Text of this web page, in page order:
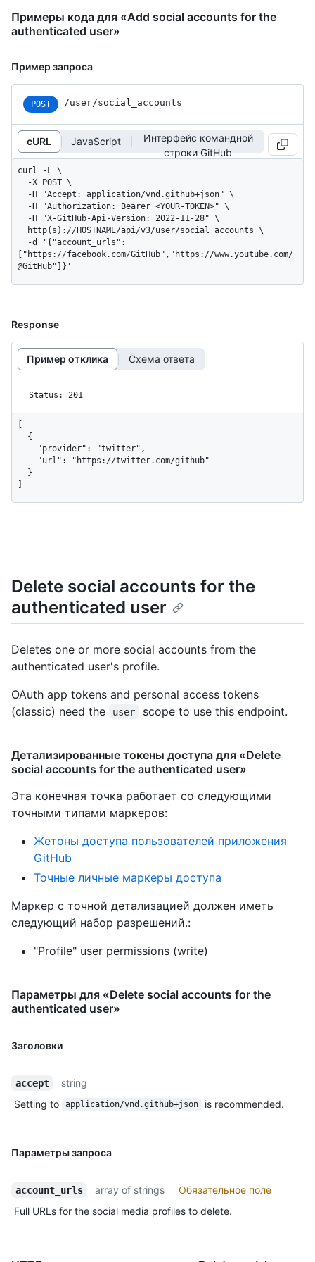
Примеры кода для «Add social accounts for the
authenticated user»
Пример запроса
POST /user/social_accounts
cURL JavaScript
Интерфейс командной
строки GitHub
curl -L \
["https://facebook.com/GitHub","https://www.youtube.com/
@GitHub"]}'
Response
Пример отклика Схема ответа
Status: 201
[
]
Delete social accounts for the
authenticated user
Deletes one or more social accounts from the
authenticated user's profile.
OAuth app tokens and personal access tokens
(classic) need the
user scope to use this endpoint.
Детализированные токены доступа для «Delete
social accounts for the authenticated user»
Эта конечная точка работает со следующими
точными типами маркеров:
Жетоны доступа пользователей приложения
GitHub
Точные личные маркеры доступа
Маркер с точной детализацией должен иметь
следующий набор разрешений.:
"Profile" user permissions (write)
Параметры для «Delete social accounts for the
authenticated user»
Заголовки
accept
string
Setting to
application/vnd.github+json is recommended.
Параметры запроса
account_urls array of strings
Обязательное поле
Full URLs for the social media profiles to delete.